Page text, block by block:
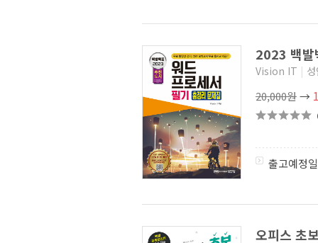
2023 백발
Vision IT |
20,000원→
출고예정
오피스 초